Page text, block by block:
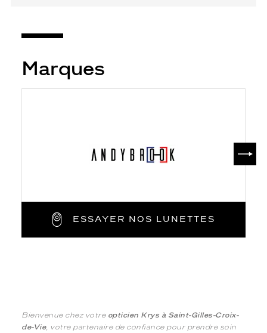
Marques
ESSAYER NOS LUNETTES
Bienvenue chez votre opticien Krys à Saint-Gilles-Croix-
de-Vie, votre partenaire de confiance pour prendre soin